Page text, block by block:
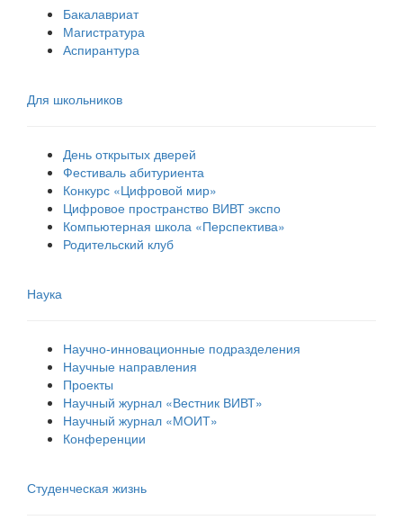
Бакалавриат
Магистратура
Аспирантура
Для школьников
День открытых дверей
Фестиваль абитуриента
Конкурс «Цифровой мир»
Цифровое пространство ВИВТ экспо
Компьютерная школа «Перспектива»
Родительский клуб
Наука
Научно-инновационные подразделения
Научные направления
Проекты
Научный журнал «Вестник ВИВТ»
Научный журнал «МОИТ»
Конференции
Студенческая жизнь